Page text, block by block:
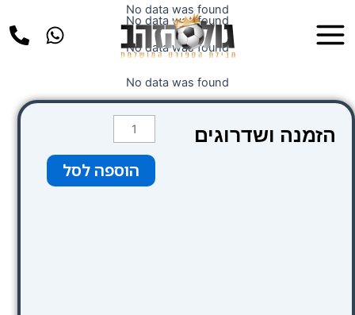
לתוכן
Menu
No data was found
No data was found
No data was found
No data was found
הזמנה ושדרוגים
כמות
של
קטגוריה
2
הוספה לסל